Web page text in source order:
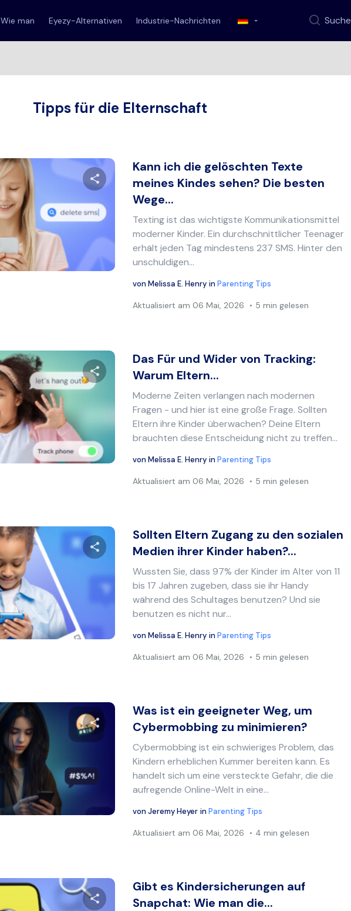
Wie man Eyezy-Alternativen Industrie-Nachrichten Suche
Tipps für die Elternschaft
Diesen Artikel teilen
Twitter Facebook Link kopieren
Kann ich die gelöschten Texte
meines Kindes sehen? Die besten
Wege...
Texting ist das wichtigste Kommunikationsmittel
moderner Kinder. Ein durchschnittlicher Teenager
erhält jeden Tag mindestens 237 SMS. Hinter den
unschuldigen...
vonMelissa E. Henry inParenting Tips
Aktualisiert am 06 Mai, 2026 5 min gelesen
Diesen Artikel teilen
Twitter
Das Für und Wider von Tracking:
Warum Eltern...
Moderne Zeiten verlangen nach modernen
Fragen - und hier ist eine große Frage. Sollten
Eltern ihre Kinder überwachen? Deine Eltern
brauchten diese Entscheidung nicht zu treffen...
vonMelissa E. Henry inParenting Tips
Aktualisiert am 06 Mai, 2026 5 min gelesen
Diesen Artikel teilen
Sollten Eltern Zugang zu den sozialen
Medien ihrer Kinder haben?...
Wussten Sie, dass 97% der Kinder im Alter von 11
bis 17 Jahren zugeben, dass sie ihr Handy
während des Schultages benutzen? Und sie
benutzen es nicht nur...
vonMelissa E. Henry inParenting Tips
Aktualisiert am 06 Mai, 2026 5 min gelesen
Diesen Artikel teilen
Was ist ein geeigneter Weg, um
Cybermobbing zu minimieren?
Cybermobbing ist ein schwieriges Problem, das
Kindern erheblichen Kummer bereiten kann. Es
handelt sich um eine versteckte Gefahr, die die
aufregende Online-Welt in eine...
vonJeremy Heyer inParenting Tips
Aktualisiert am 06 Mai, 2026 4 min gelesen
Gibt es Kindersicherungen auf
Snapchat: Wie man die...